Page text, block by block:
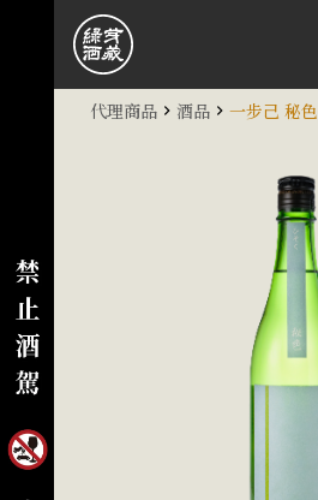
代理商品 酒品 一步己 秘色